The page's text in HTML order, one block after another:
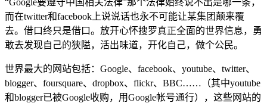
而在twitter和facebook上说说话也永不可能让某集团颠来覆
去。借口终只是借口。放开心怀搜罗真正全面的世界信息，勇
敢去发现自己的狭隘，活出味道，开化自己，做个公民。
世界最大的网站包括：Google、facebook、youtube、twitter、
blogger、foursquare、dropbox、flickr、BBC……（其中youtube
和blogger已被Google收购，用Google帐号通行），这些网站的